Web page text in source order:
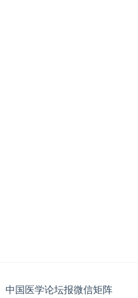
中国医学论坛报微信矩阵